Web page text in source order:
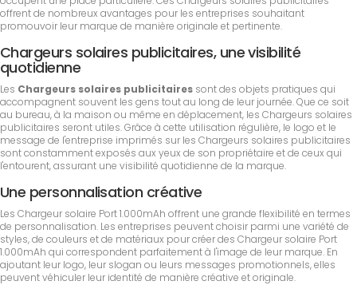
offrent de nombreux avantages pour les entreprises souhaitant
promouvoir leur marque de manière originale et pertinente.
Chargeurs solaires publicitaires, une visibilité
quotidienne
Les Chargeurs solaires publicitaires sont des objets pratiques qui
accompagnent souvent les gens tout au long de leur journée. Que ce soit
au bureau, à la maison ou même en déplacement, les Chargeurs solaires
publicitaires seront utiles. Grâce à cette utilisation régulière, le logo et le
message de l'entreprise imprimés sur les Chargeurs solaires publicitaires
sont constamment exposés aux yeux de son propriétaire et de ceux qui
l'entourent, assurant une visibilité quotidienne de la marque.
Une personnalisation créative
Les Chargeur solaire Port 1.000mAh offrent une grande flexibilité en termes
de personnalisation. Les entreprises peuvent choisir parmi une variété de
styles, de couleurs et de matériaux pour créer des Chargeur solaire Port
1.000mAh qui correspondent parfaitement à l'image de leur marque. En
ajoutant leur logo, leur slogan ou leurs messages promotionnels, elles
peuvent véhiculer leur identité de manière créative et originale.